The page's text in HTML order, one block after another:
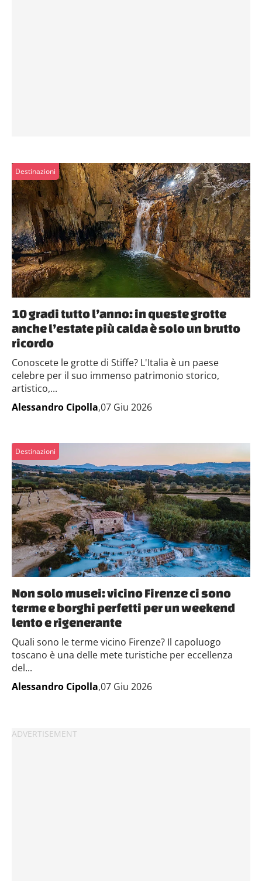
Destinazioni
10 gradi tutto l’anno: in queste grotte
anche l’estate più calda è solo un brutto
ricordo
Conoscete le grotte di Stiffe? L'Italia è un paese
celebre per il suo immenso patrimonio storico,
artistico,...
Alessandro Cipolla,07 Giu 2026
Destinazioni
Non solo musei: vicino Firenze ci sono
terme e borghi perfetti per un weekend
lento e rigenerante
Quali sono le terme vicino Firenze? Il capoluogo
toscano è una delle mete turistiche per eccellenza
del...
Alessandro Cipolla,07 Giu 2026